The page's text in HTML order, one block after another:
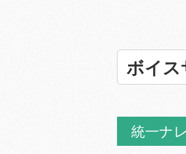
ボイ
統一ナ